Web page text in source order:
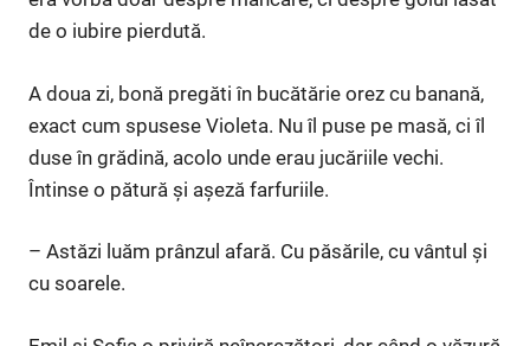
de o iubire pierdută.
A doua zi, bonă pregăti în bucătărie orez cu banană,
exact cum spusese Violeta. Nu îl puse pe masă, ci îl
duse în grădină, acolo unde erau jucăriile vechi.
Întinse o pătură și așeză farfuriile.
– Astăzi luăm prânzul afară. Cu păsările, cu vântul și
cu soarele.